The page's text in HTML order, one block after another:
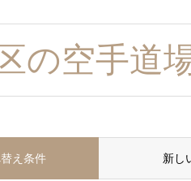
の空手道
え条件 新し